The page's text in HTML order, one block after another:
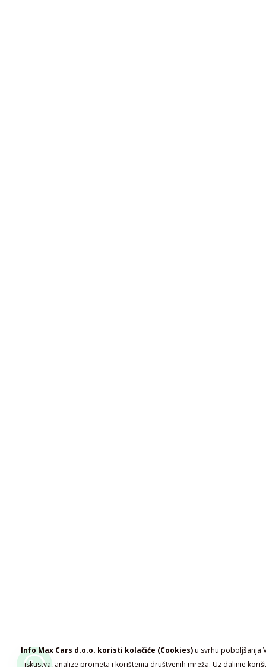
Info Max Cars d.o.o. koristi kolačiće (Cookies)u svrhu poboljšanja
iskustva, analize prometa i korištenja društvenih mreža. Uz daljnje